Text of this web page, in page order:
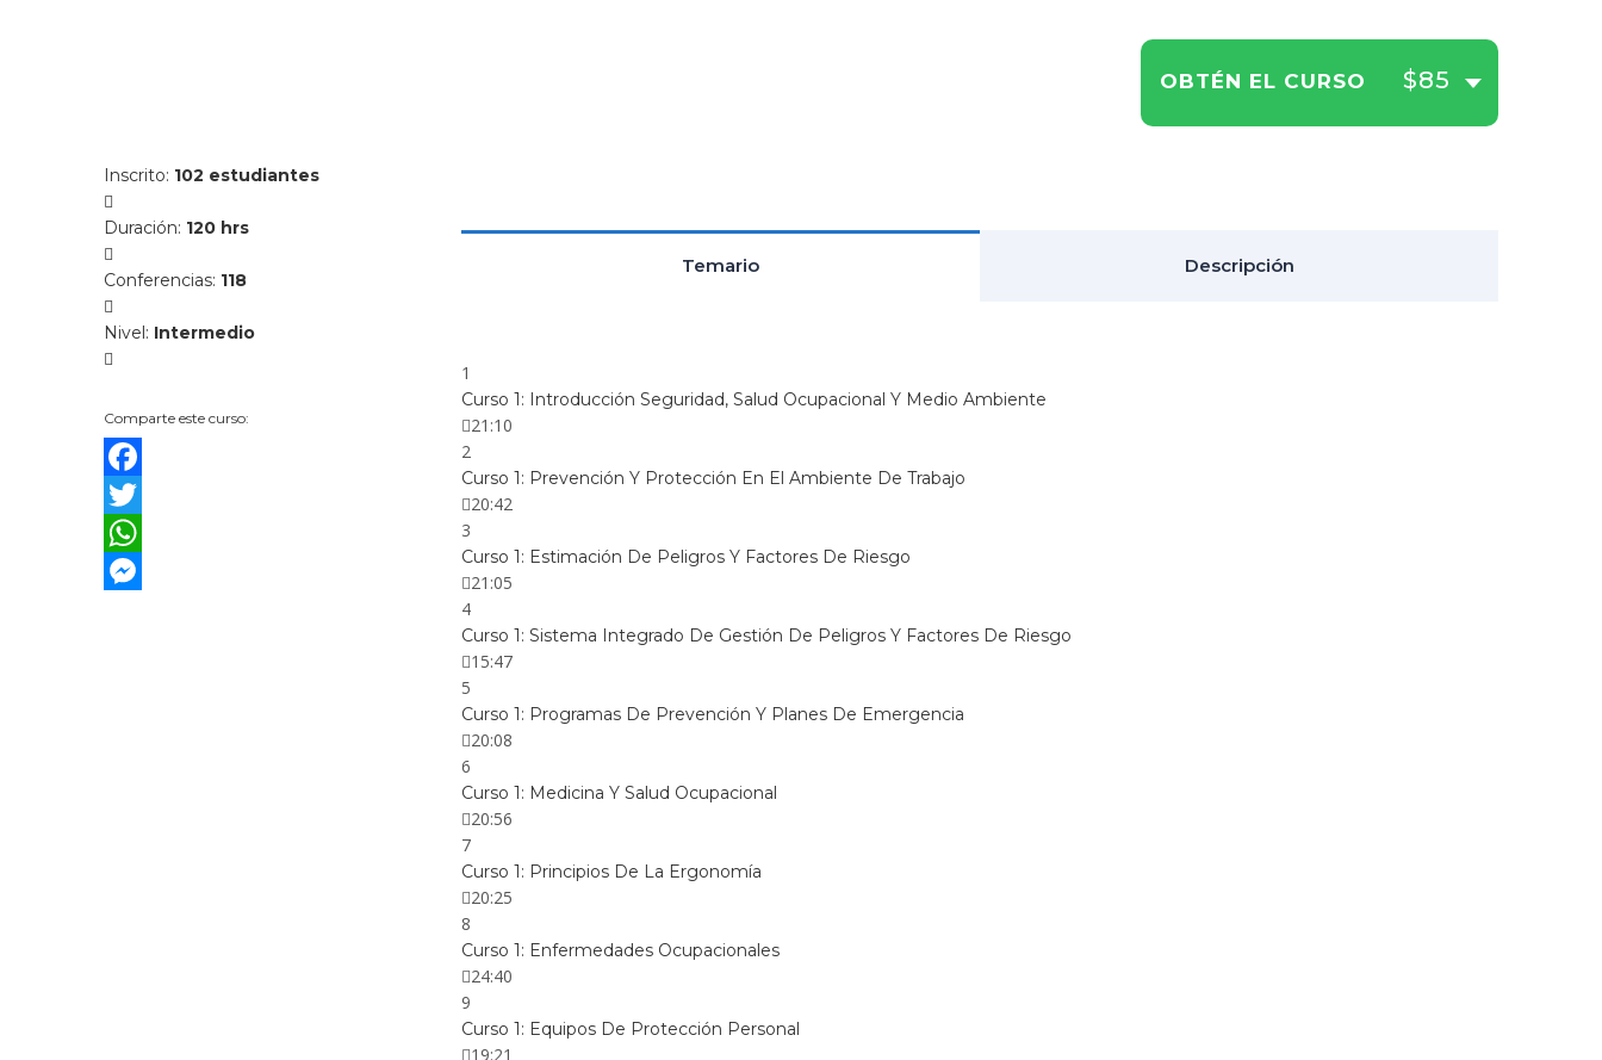
OBTÉN EL CURSO $85
Inscrito: 102 estudiantes
Duración: 120 hrs
Conferencias: 118
Nivel: Intermedio
Comparte este curso:
Facebook
Twitter
WhatsApp
Temario Descripción
1
Curso 1: Introducción Seguridad, Salud Ocupacional Y Medio Ambiente
21:10
2
Curso 1: Prevención Y Protección En El Ambiente De Trabajo
20:42
3
Curso 1: Estimación De Peligros Y Factores De Riesgo
21:05
4
Curso 1: Sistema Integrado De Gestión De Peligros Y Factores De Riesgo
15:47
5
Curso 1: Programas De Prevención Y Planes De Emergencia
20:08
6
Curso 1: Medicina Y Salud Ocupacional
20:56
7
Curso 1: Principios De La Ergonomía
20:25
8
Curso 1: Enfermedades Ocupacionales
24:40
9
Curso 1: Equipos De Protección Personal
19:21